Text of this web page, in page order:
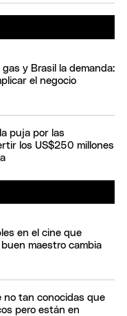
y Brasil la demanda:
el negocio
puja por las
los US$250 millones
en el cine que
maestro cambia
no tan conocidas que
pero están en